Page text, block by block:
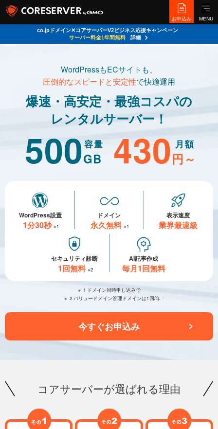
お申込み MENU
co.jpドメイン✕コアサーバーV2ビジネス応援キャンペーン
サーバー料金1年間無料
詳細
WordPressもECサイトも、
圧倒的なスピードと安定性で快適運用
爆速・高安定・最強コスパの
レンタルサーバー！
500GB
容量 430円～
月額
WordPress設置
1分30秒 ※1
ドメイン
永久無料 ※1
表示速度
業界最速級
セキュリティ診断
1回無料 ※2
AI記事作成
毎月1回無料
1 ドメイン同時申し込みで
2 バリュードメイン管理ドメインは1回/年
今すぐお申込み
コアサーバーが選ばれる理由